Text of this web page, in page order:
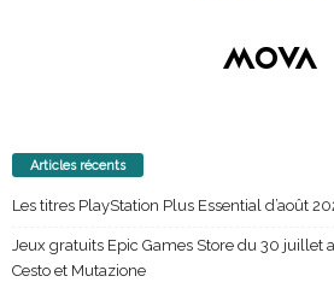
Articles récents
Les titres PlayStation Plus Essential d’août
Jeux gratuits Epic Games Store du 30 juillet
Cesto et Mutazione